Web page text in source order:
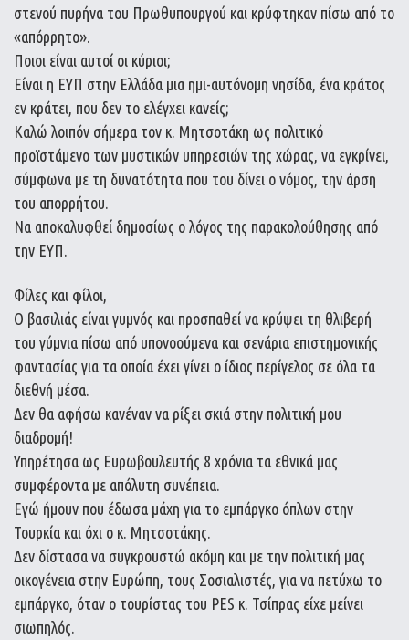
στενού πυρήνα του Πρωθυπουργού και κρύφτηκαν πίσω από το
«απόρρητο».
Ποιοι είναι αυτοί οι κύριοι;
Είναι η ΕΥΠ στην Ελλάδα μια ημι-αυτόνομη νησίδα, ένα κράτος
εν κράτει, που δεν το ελέγχει κανείς;
Καλώ λοιπόν σήμερα τον κ. Μητσοτάκη ως πολιτικό
προϊστάμενο των μυστικών υπηρεσιών της χώρας, να εγκρίνει,
σύμφωνα με τη δυνατότητα που του δίνει ο νόμος, την άρση
του απορρήτου.
Να αποκαλυφθεί δημοσίως ο λόγος της παρακολούθησης από
την ΕΥΠ.
Φίλες και φίλοι,
Ο βασιλιάς είναι γυμνός και προσπαθεί να κρύψει τη θλιβερή
του γύμνια πίσω από υπονοούμενα και σενάρια επιστημονικής
φαντασίας για τα οποία έχει γίνει ο ίδιος περίγελος σε όλα τα
διεθνή μέσα.
Δεν θα αφήσω κανέναν να ρίξει σκιά στην πολιτική μου
διαδρομή!
Υπηρέτησα ως Ευρωβουλευτής 8 χρόνια τα εθνικά μας
συμφέροντα με απόλυτη συνέπεια.
Εγώ ήμουν που έδωσα μάχη για το εμπάργκο όπλων στην
Τουρκία και όχι ο κ. Μητσοτάκης.
Δεν δίστασα να συγκρουστώ ακόμη και με την πολιτική μας
οικογένεια στην Ευρώπη, τους Σοσιαλιστές, για να πετύχω το
εμπάργκο, όταν ο τουρίστας του PES κ. Τσίπρας είχε μείνει
σιωπηλός.